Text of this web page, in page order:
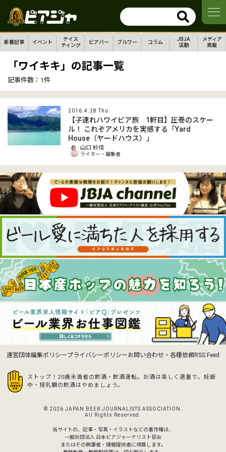
新着記事 イベント
テイス
ティング
ビアバー ブルワー コラム
JBJA
活動
メディア
掲載
「ワイキキ」の記事一覧
記事件数： 1件
2016.4.28 Thu.
【子連れハワイビア旅 1軒目】圧巻のスケー
ル！ これぞアメリカを実感する「Yard
House（ヤードハウス）」
山口 紗佳
ライター・編集者
運営団体編集ポリシープライバシーポリシーお問い合わせ・各種依頼RSS Feed
ストップ！20歳未満者の飲酒・飲酒運転。お酒は楽しく適量で。 妊娠
中・授乳期の飲酒はやめましょう。
© 2026 JAPAN BEER JOURNALISTS ASSOCIATION.
All Rights Reserved.
当サイトの、記事・写真・イラストなどの著作権は、
一般社団法人 日本ビアジャーナリスト協会
またはその執筆者・情報提供者に帰属します。